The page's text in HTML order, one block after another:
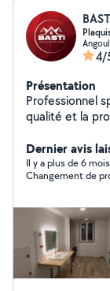
4/
Présentation
Professionnel
qualité et la
parquet, etc..).
Dernier avis
Il y a plus de 6 mois
Changement de